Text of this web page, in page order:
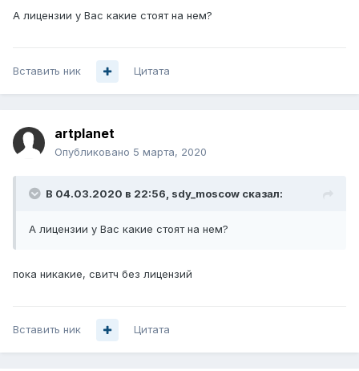
А лицензии у Вас какие стоят на нем?
Вставить ник Цитата
artplanet
Опубликовано 5 марта, 2020
В 04.03.2020 в 22:56, sdy_moscow сказал:
А лицензии у Вас какие стоят на нем?
пока никакие, свитч без лицензий
Вставить ник Цитата